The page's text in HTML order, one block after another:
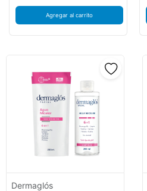
Agregar al carrito
Dermaglós